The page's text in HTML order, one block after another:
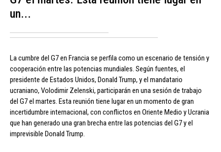
un...
La cumbre del G7 en Francia se perfila como un escenario de tensión y
cooperación entre las potencias mundiales. Según fuentes, el
presidente de Estados Unidos, Donald Trump, y el mandatario
ucraniano, Volodimir Zelenski, participarán en una sesión de trabajo
del G7 el martes. Esta reunión tiene lugar en un momento de gran
incertidumbre internacional, con conflictos en Oriente Medio y Ucrania
que han generado una gran brecha entre las potencias del G7 y el
imprevisible Donald Trump.